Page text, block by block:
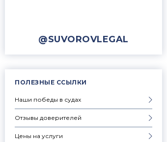
@SUVOROVLEGAL
ПОЛЕЗНЫЕ ССЫЛКИ
Наши победы в судах
Отзывы доверителей
Цены на услуги